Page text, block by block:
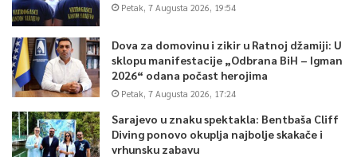
Petak, 7 Augusta 2026, 19:54
Dova za domovinu i zikir u Ratnoj džamiji: U
sklopu manifestacije „Odbrana BiH – Igman
2026“ odana počast herojima
Petak, 7 Augusta 2026, 17:24
Sarajevo u znaku spektakla: Bentbaša Cliff
Diving ponovo okuplja najbolje skakače i
vrhunsku zabavu